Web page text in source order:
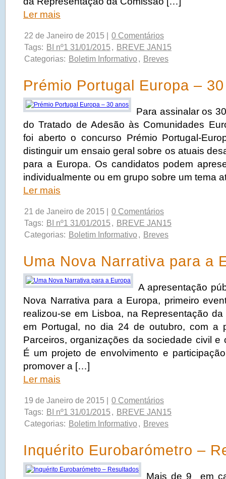
Ler mais
22 de Janeiro de 2015 |
0 Comentários
Tags: BI nº1 31/01/2015 , BREVE JAN15
Categorias: Boletim Informativo, Breves
Prémio Portugal Europa –
Para assinalar os
do Tratado de Adesão às Comunidades
foi aberto o concurso Prémio Portugal-
distinguir um ensaio geral sobre os atuais
para a Europa. Os candidatos podem
individualmente ou em grupo sobre um tema
Ler mais
21 de Janeiro de 2015 |
0 Comentários
Tags: BI nº1 31/01/2015 , BREVE JAN15
Categorias: Boletim Informativo, Breves
Uma Nova Narrativa para a
A apresentação
Nova Narrativa para a Europa, primeiro
realizou-se em Lisboa, na Representação
em Portugal, no dia 24 de outubro, com a
Parceiros, organizações da sociedade civil e
É um projeto de envolvimento e
promover a […]
Ler mais
19 de Janeiro de 2015 |
0 Comentários
Tags: BI nº1 31/01/2015 , BREVE JAN15
Categorias: Boletim Informativo, Breves
Inquérito Eurobarómetro –
Mais de 9 em